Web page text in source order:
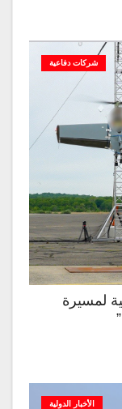
شركات دفاعية
لمسيرة
الأخبار الدولية